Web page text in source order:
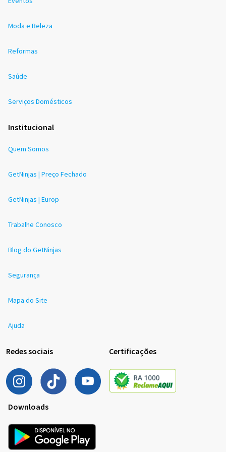
Moda e Beleza
Reformas
Saúde
Serviços Domésticos
Institucional
Quem Somos
GetNinjas | Preço Fechado
GetNinjas | Europ
Trabalhe Conosco
Blog do GetNinjas
Segurança
Mapa do Site
Ajuda
Redes sociais Certificações
Downloads